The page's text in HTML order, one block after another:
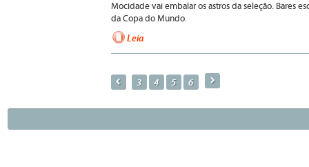
Mocidade vai embalar os astros da seleção. Bares
da Copa do Mundo.
Leia
p 3 4 5 6 a